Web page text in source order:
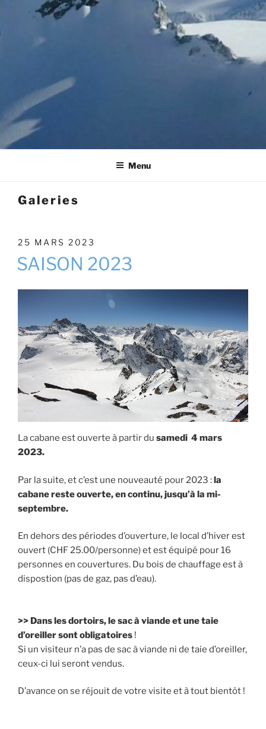
Menu
Galeries
PUBLIÉ
LE
25 MARS 2023
SAISON 2023
La cabane est ouverte à partir du samedi 4 mars
2023.
Par la suite, et c’est une nouveauté pour 2023 :la
cabane reste ouverte, en continu, jusqu’à la mi-
septembre.
En dehors des périodes d’ouverture, le local d’hiver est
ouvert (CHF 25.00/personne) et est équipé pour 16
personnes en couvertures. Du bois de chauffage est à
dispostion (pas de gaz, pas d’eau).
>> Dans les dortoirs, le sac à viande et une taie
d’oreiller sont obligatoires !
Si un visiteur n’a pas de sac à viande ni de taie d’oreiller,
ceux-ci lui seront vendus.
D’avance on se réjouit de votre visite et à tout bientôt !